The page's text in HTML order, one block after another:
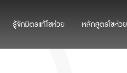
รู้จักมิตรแท้โชห่วย หลักสูตรโชห่วย